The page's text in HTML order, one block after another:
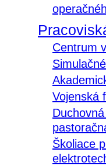
Centrum
Vojenská
Školiace